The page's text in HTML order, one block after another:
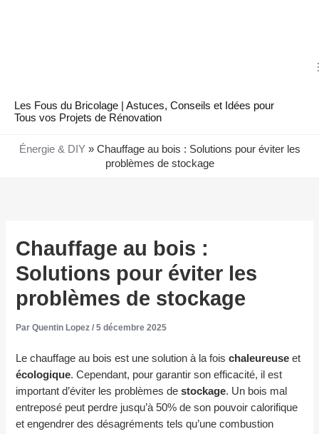
Les Fous du Bricolage | Astuces, Conseils et Idées pour
Tous vos Projets de Rénovation
Énergie & DIY» Chauffage au bois : Solutions pour éviter les
problèmes de stockage
Chauffage au bois :
Solutions pour éviter les
problèmes de stockage
ParQuentin Lopez/5 décembre 2025
Le chauffage au bois est une solution à la foischaleureuse et
écologique. Cependant, pour garantir son efficacité, il est
important d’éviter les problèmes destockage. Un bois mal
entreposé peut perdre jusqu’à 50% de son pouvoir calorifique
et engendrer des désagréments tels qu’une combustion